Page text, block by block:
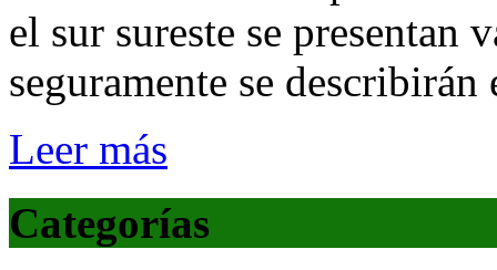
el sur sureste se presentan
seguramente se
Leer más
Categorías